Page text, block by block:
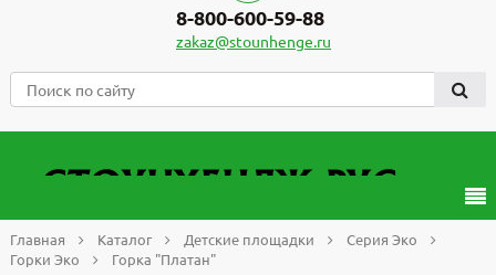
8-800-600-59-88
zakaz@stounhenge.ru
Главная Каталог Детские площадки
Серия Эко
Горки Эко
Горка "Платан"